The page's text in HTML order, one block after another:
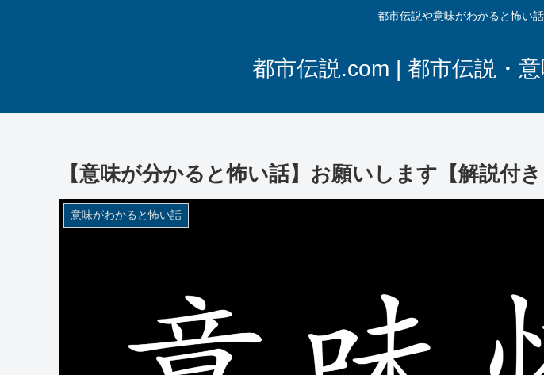
都市伝説や意味がわかると怖い
都市伝説.com | 都市伝説・
【意味が分かると怖い話】お願いします【解説付き
意味がわかると怖い話